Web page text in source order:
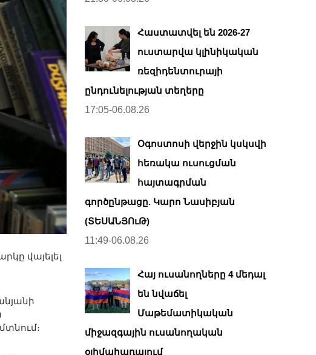
վայելել
Հաստատվել են 2026-27
ուստարվա կլինիկական
ռեզիդենտուրայի
ընդունելության տեղերը
17:05-06.08.26
Օգոստոսի վերջին կսկսվի
հեռակա ուսուցման
հայտագրման
գործընթացը. Կարո Նասիբյան
(ՏԵՍԱՆՅՈւԹ)
11:49-06.08.26
Հայ ուսանողները 4 մեդալ
են նվաճել
Մաթեմատիկական
միջազգային ուսանողական
օլիմպիադայում